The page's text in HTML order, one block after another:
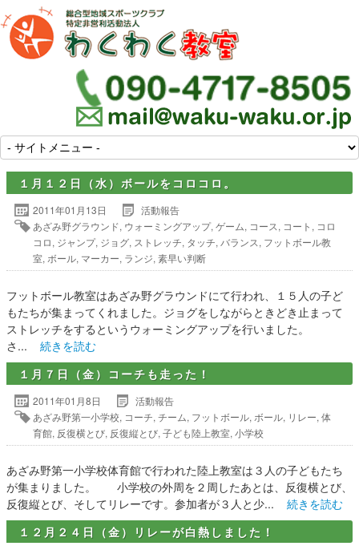
１月１２日（水）ボールをコロコロ。
2011年01月13日
活動報告
あざみ野グラウンド, ウォーミングアップ, ゲーム, コース, コート , コロ
コロ, ジャンプ, ジョグ, ストレッチ, タッチ, バランス, フットボール教
室, ボール, マーカー, ランジ, 素早い判断
フットボール教室はあざみ野グラウンドにて行われ、１５人の子ど
もたちが集まってくれました。ジョグをしながらときどき止まって
ストレッチをするというウォーミングアップを行いました。
さ... 続きを読む
１月７日（金）コーチも走った！
2011年01月8日
活動報告
あざみ野第一小学校, コーチ, チーム, フットボール, ボール, リレー, 体
育館, 反復横とび, 反復縦とび, 子ども陸上教室, 小学校
あざみ野第一小学校体育館で行われた陸上教室は３人の子どもたち
が集まりました。 小学校の外周を２周したあとは、反復横とび、
反復縦とび、そしてリレーです。参加者が３人と少... 続きを読む
１２月２４日（金）リレーが白熱しました！